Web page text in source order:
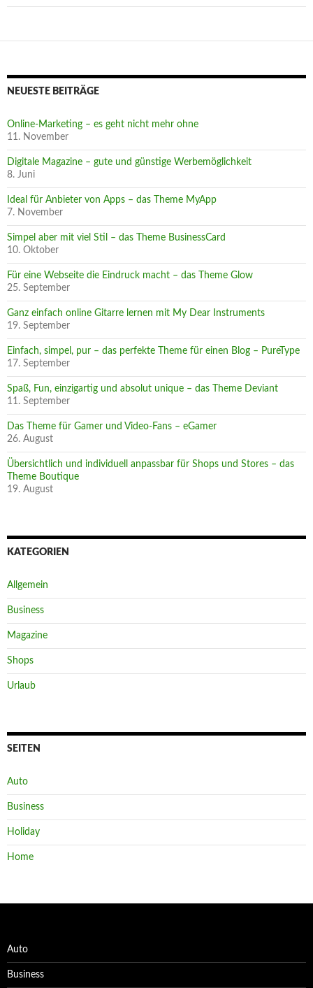
NEUESTE BEITRÄGE
Online-Marketing – es geht nicht mehr ohne
11. November
Digitale Magazine – gute und günstige Werbemöglichkeit
8. Juni
Ideal für Anbieter von Apps – das Theme MyApp
7. November
Simpel aber mit viel Stil – das Theme BusinessCard
10. Oktober
Für eine Webseite die Eindruck macht – das Theme Glow
25. September
Ganz einfach online Gitarre lernen mit My Dear Instruments
19. September
Einfach, simpel, pur – das perfekte Theme für einen Blog – PureType
17. September
Spaß, Fun, einzigartig und absolut unique – das Theme Deviant
11. September
Das Theme für Gamer und Video-Fans – eGamer
26. August
Übersichtlich und individuell anpassbar für Shops und Stores – das
Theme Boutique
19. August
KATEGORIEN
Allgemein
Business
Magazine
Shops
Urlaub
SEITEN
Auto
Business
Holiday
Home
Auto
Business